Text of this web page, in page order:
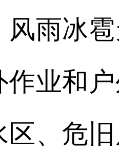
冰雹
作业和
区、危